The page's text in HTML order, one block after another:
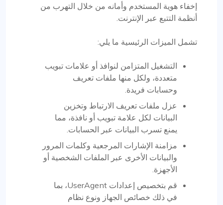
إخفاء هوية المستخدم وأمانه من خلال التهرب من
أنظمة التتبع عبر الإنترنت.
تشمل الميزات الرئيسية ما يلي:
التشغيل المتزامن لنوافذ أو علامات تبويب
متعددة، ولكل منها ملفات تعريف
وحسابات فريدة.
عزل ملفات تعريف الارتباط وتخزين
البيانات لكل علامة تبويب أو نافذة، مما
يمنع تسرب البيانات عبر الحسابات.
مزامنة الإشارات المرجعية وكلمات المرور
والبيانات الأخرى عبر الملفات الشخصية أو
الأجهزة.
قم بتخصيص إعدادات UserAgent، بما
في ذلك خصائص الجهاز ونوع نظام